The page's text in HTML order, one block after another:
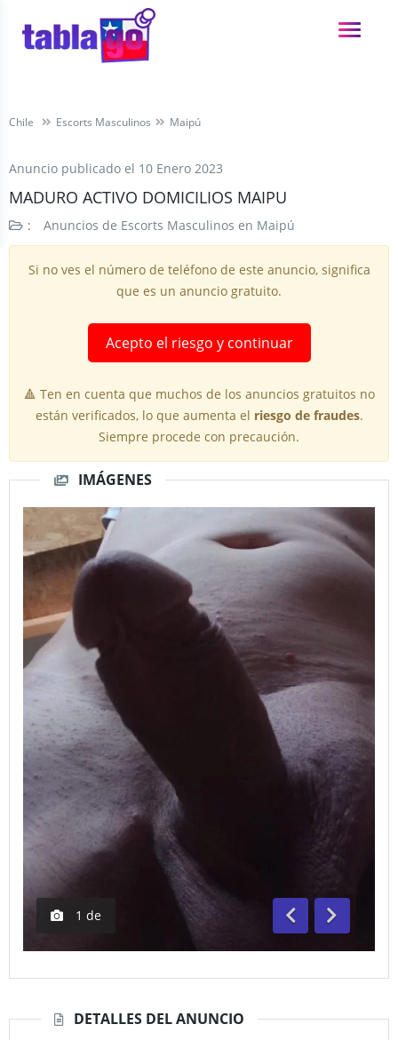
Chile Escorts Masculinos Maipú
Anuncio publicado el 10 Enero 2023
MADURO ACTIVO DOMICILIOS MAIPU
: Anuncios de Escorts Masculinos en Maipú
Si no ves el número de teléfono de este anuncio, significa
que es un anuncio gratuito.
Acepto el riesgo y continuar
🔺 Ten en cuenta que muchos de los anuncios gratuitos no
están verificados, lo que aumenta el riesgo de fraudes.
Siempre procede con precaución.
IMÁGENES
1 de
AnteriorSiguiente
DETALLES DEL ANUNCIO